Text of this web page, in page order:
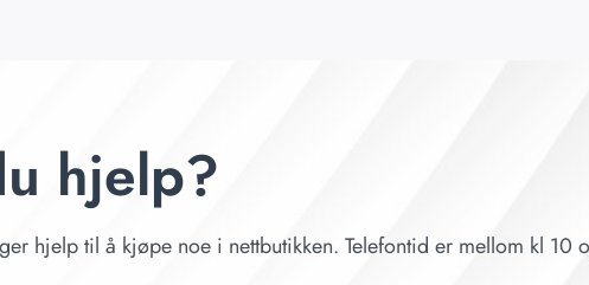
hjelp?
hjelp til å kjøpe noe i nettbutikken. Telefontid er mellom kl 10